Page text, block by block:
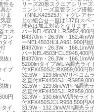
性を
か
ま
容
セ
エネ
コン
タイ
）
イプ
）
円
イ
リーズ20形スクエアシリー
コンシリーズ直管ランプ搭
（NNLK42525J）＋グレア
との組合せ一覧は137頁スペ
球色は加工対応となります
バーNEL4503H□RS952,400
B4370lm・26.9W・162.4lm/
ーNEL4503H□LA951,900円
B4370lm・26.3W・166.1lm/
バーNEL4503H□LE948,400
B4370lm・26.3W・166.1lm/
5200lmタイプWiLIA調光ラ
付XFX450SJ□RX959,000円
32.5W・129.8lm/Wリベコム
名直付
32.5W・129.8lm/WPiPit調光
名直付
32.3W・130.6lm/W調光ライ
付XFX450SJ□LR958,500円
31.9W・132.2lm/W非調光ラ